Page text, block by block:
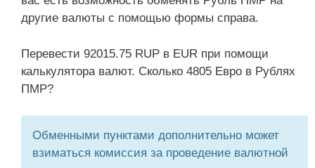
другие валюты с помощью формы справа.
Перевести 92015.75 RUP в EUR при помощи
калькулятора валют. Сколько 4805 Евро в Рублях
ПМР?
Обменными пунктами дополнительно может
взиматься комиссия за проведение валютной